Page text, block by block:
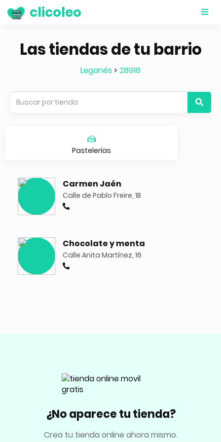
clicoleo
Las tiendas de tu barrio
Leganés > 28918
🍰
Pastelerías
Carmen Jaén
Calle de Pablo Freire, 1B
Chocolate y menta
Calle Anita Martínez, 16
¿No aparece tu tienda?
Crea tu tienda online ahora mismo.